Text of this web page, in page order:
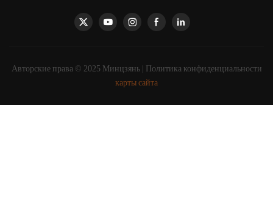
Авторские права © 2025 Минцзянь | Политика конфиденциальности
карты сайта